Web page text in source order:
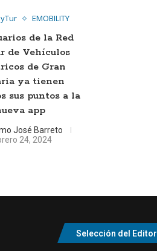
EMOBILITY
de la Red
de Vehículos
de Gran
ya tienen
sus puntos a la
app
José Barreto
24, 2024
Selección del Editor